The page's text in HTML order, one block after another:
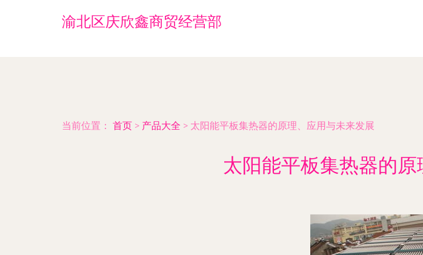
渝北区庆欣鑫商贸经营部
当前位置： 首页 > 产品大全 > 太阳能平板集热器的原理、应用与未来发展
太阳能平板集热器的